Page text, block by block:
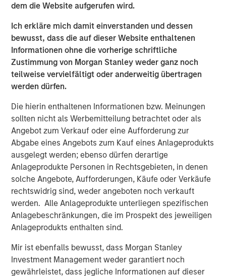
dem die Website aufgerufen wird.
Ich erkläre mich damit einverstanden und dessen
bewusst, dass die auf dieser Website enthaltenen
Informationen ohne die vorherige schriftliche
Zustimmung von Morgan Stanley weder ganz noch
teilweise vervielfältigt oder anderweitig übertragen
werden dürfen.
Die hierin enthaltenen Informationen bzw. Meinungen
sollten nicht als Werbemitteilung betrachtet oder als
Angebot zum Verkauf oder eine Aufforderung zur
Abgabe eines Angebots zum Kauf eines Anlageprodukts
ausgelegt werden; ebenso dürfen derartige
Anlageprodukte Personen in Rechtsgebieten, in denen
solche Angebote, Aufforderungen, Käufe oder Verkäufe
rechtswidrig sind, weder angeboten noch verkauft
werden. Alle Anlageprodukte unterliegen spezifischen
Anlagebeschränkungen, die im Prospekt des jeweiligen
Anlageprodukts enthalten sind.
Mir ist ebenfalls bewusst, dass Morgan Stanley
Investment Management weder garantiert noch
gewährleistet, dass jegliche Informationen auf dieser
new markets, expand its product portfolio and execute on
Jason Cassidy, Chief Executive Officer of Project
Management Academy, added: “We are excited to partner
with Morgan Stanley Capital Partners and enter a new
phase of growth and capability-building at PMA. We are
proud of the brand and market presence we have
significant value for our customers as we expand our
services to best serve their needs.”
Debevoise & Plimpton LLP served as legal advisor to
MSCP. William Blair served as financial advisor to Project
Management Academy.
About Morgan Stanley Capital Partners
Morgan Stanley Capital Partners, part of Morgan Stanley
Investment Management, is a leading middle-market
private equity platform that has invested capital in a
broad spectrum of industries for over three decades.
Morgan Stanley Capital Partners focuses on privately
negotiated equity and equity-related investments